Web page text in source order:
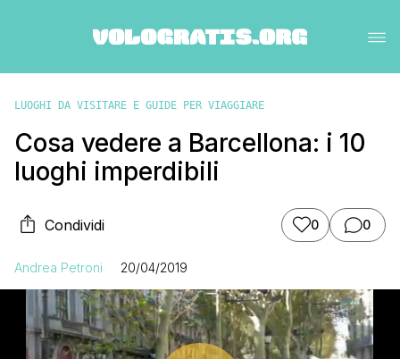
LUOGHI DA VISITARE E GUIDE PER VIAGGIARE
Cosa vedere a Barcellona: i 10
luoghi imperdibili
Condividi 0 0
Andrea Petroni 20/04/2019